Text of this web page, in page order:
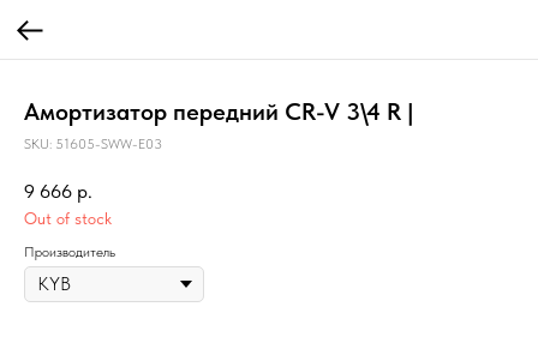
Амортизатор передний CR-V 3\4 R |
SKU: 51605-SWW-E03
9 666 р.
Out of stock
Производитель